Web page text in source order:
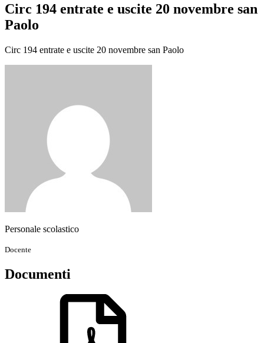
Circ 194 entrate e uscite 20 novembre san
Paolo
Circ 194 entrate e uscite 20 novembre san Paolo
Personale scolastico
Docente
Documenti